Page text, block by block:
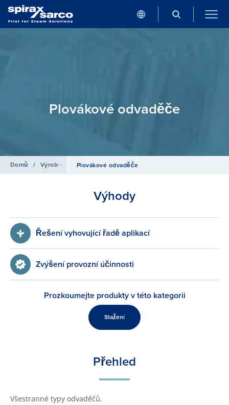
Plovákové odvaděče
Domů / Výrobky Odvádění kondenzátu
Plovákové odvaděče
Výhody
Řešení vyhovující řadě aplikací
Zvýšení provozní účinnosti
Prozkoumejte produkty v této kategorii
Stažení
Přehled
Všestranné typy odvaděčů.